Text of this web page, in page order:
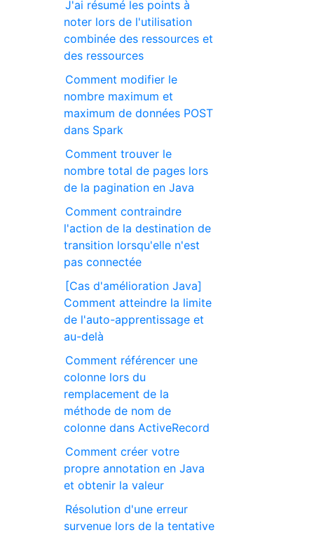
J'ai résumé les points à
noter lors de l'utilisation
combinée des ressources et
des ressources
Comment modifier le
nombre maximum et
maximum de données POST
dans Spark
Comment trouver le
nombre total de pages lors
de la pagination en Java
Comment contraindre
l'action de la destination de
transition lorsqu'elle n'est
pas connectée
[Cas d'amélioration Java]
Comment atteindre la limite
de l'auto-apprentissage et
au-delà
Comment référencer une
colonne lors du
remplacement de la
méthode de nom de
colonne dans ActiveRecord
Comment créer votre
propre annotation en Java
et obtenir la valeur
Résolution d'une erreur
survenue lors de la tentative